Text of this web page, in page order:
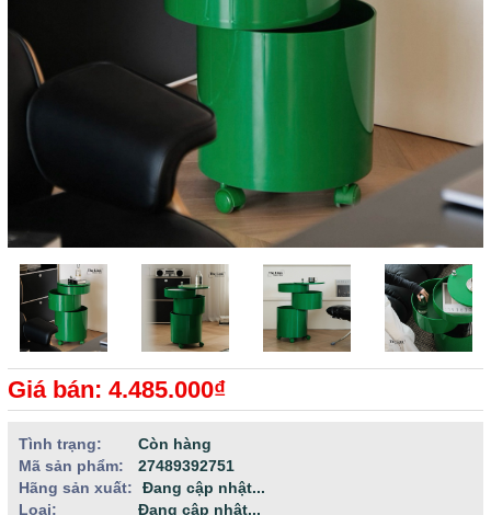
Giá bán: 4.485.000₫
Tình trạng:
Còn hàng
Mã sản phẩm:
27489392751
Hãng sản xuất:
Đang cập nhật...
Loại:
Đang cập nhật...